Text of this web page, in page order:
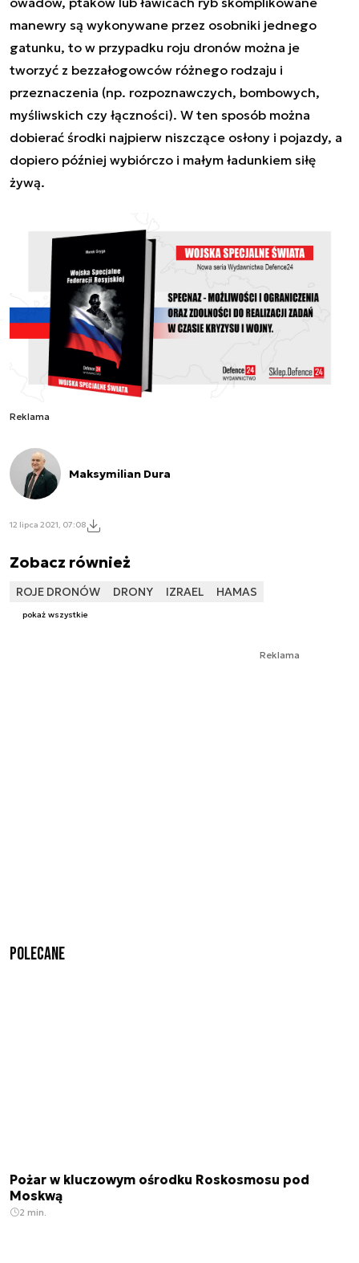
manewry są wykonywane przez osobniki jednego
gatunku, to w przypadku roju dronów można je
tworzyć z bezzałogowców różnego rodzaju i
przeznaczenia (np. rozpoznawczych, bombowych,
myśliwskich czy łączności). W ten sposób można
dobierać środki najpierw niszczące osłony i pojazdy, a
dopiero później wybiórczo i małym ładunkiem siłę
żywą.
Reklama
Maksymilian Dura
12 lipca 2021, 07:08
Zobacz również
ROJE DRONÓW DRONY IZRAEL HAMAS
pokaż wszystkie
Reklama
Polecane
Pożar w kluczowym ośrodku Roskosmosu pod
Moskwą
2 min.